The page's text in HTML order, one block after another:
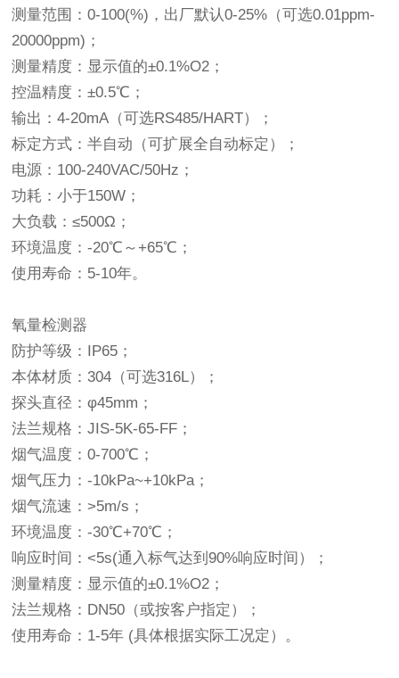
测量范围：0-100(%)，出厂默认0-25%（可选0.01ppm-
20000ppm)；
测量精度：显示值的±0.1%O2；
控温精度：±0.5℃；
输出：4-20mA（可选RS485/HART）；
标定方式：半自动（可扩展全自动标定）；
电源：100-240VAC/50Hz；
功耗：小于150W；
大负载：≤500Ω；
环境温度：-20℃～+65℃；
使用寿命：5-10年。
氧量检测器
防护等级：IP65；
本体材质：304（可选316L）；
探头直径：φ45mm；
法兰规格：JIS-5K-65-FF；
烟气温度：0-700℃；
烟气压力：-10kPa~+10kPa；
烟气流速：>5m/s；
环境温度：-30℃+70℃；
响应时间：<5s(通入标气达到90%响应时间）；
测量精度：显示值的±0.1%O2；
法兰规格：DN50（或按客户指定）；
使用寿命：1-5年 (具体根据实际工况定）。